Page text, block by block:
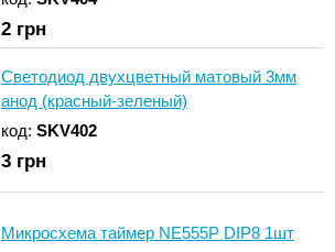
2 грн
Светодиод двухцветный матовый 3мм
анод (красный-зеленый)
код: SKV402
3 грн
Микросхема таймер NE555P DIP8 1шт